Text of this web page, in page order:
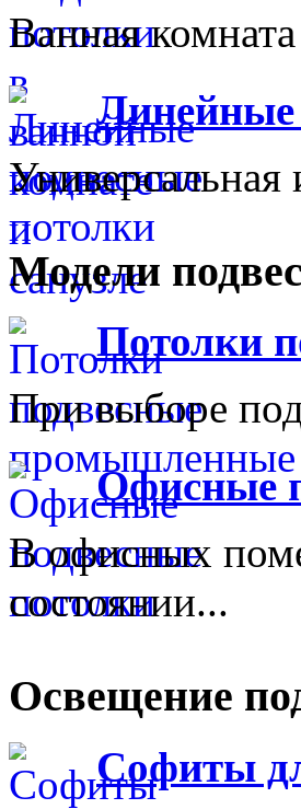
Ванная
Линейные
Универсальная
Модели
Потолки
При выборе
Офисные
В офисных
состоянии...
Освещение
Софиты